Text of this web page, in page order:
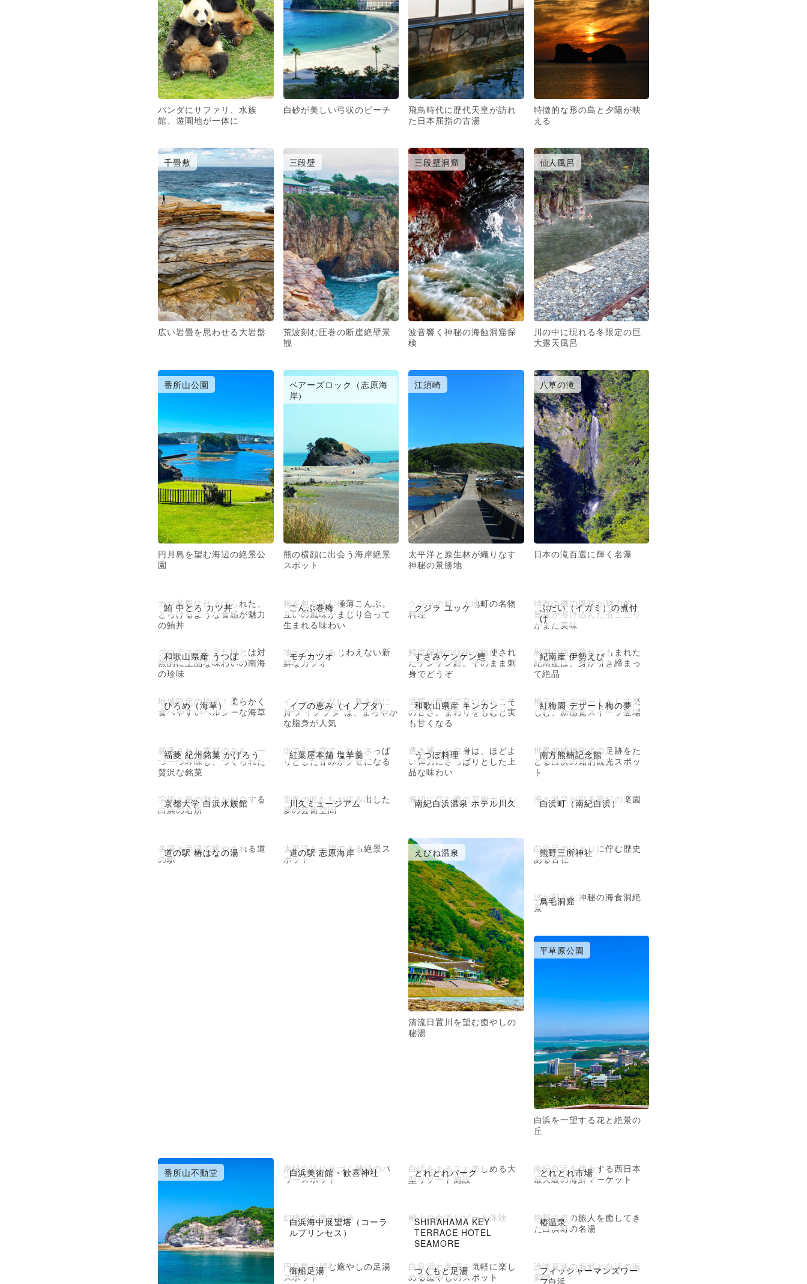
パンダにサファリ、水族
館、遊園地が一体に
白砂が美しい弓状のビーチ
飛鳥時代に歴代天皇が訪れ
た日本屈指の古湯
特徴的な形の島と夕陽が映
える
千畳敷
広い岩畳を思わせる大岩盤
三段壁
荒波刻む圧巻の断崖絶壁景
観
三段壁洞窟
波音響く神秘の海蝕洞窟探
検
仙人風呂
川の中に現れる冬限定の巨
大露天風呂
番所山公園
円月島を望む海辺の絶景公
園
ベアーズロック（志原海
岸）
熊の横顔に出会う海岸絶景
スポット
江須崎
太平洋と原生林が織りなす
神秘の景勝地
八草の滝
日本の滝百選に輝く名瀑
鮪 中とろ カツ丼
カツ丼風に仕上げられた、
とろけるような食感が魅力
の鮪丼
こんぶ巻梅
梅を包み込む極薄こんぶ。
互いの風味がまじり合って
生まれる味わい
クジラ ユッケ
クジラの町、太地町の名物
料理
ぶだい（イガミ）の煮付
け
特有の磯の風味が魅力的。
旨味が溶け込んだ煮こごり
がまた美味
和歌山県産 うつぼ
グロテスクな見た目とは対
照的に上品な味わいの南海
の珍味
モチカツオ
地元でしかあじわえない新
鮮なカツオ
すさみケンケン鰹
鮮度保持の技術が駆使され
たケンケン鰹。そのまま刺
身でどうぞ
紀南産 伊勢えび
黒潮の強い流れにもまれた
紀南産は、身が引き締まっ
て絶品
ひろめ（海草）
地域限定の珍品！柔らかく
食べやすいヘルシーな海草
イブの恵み（イノブタ）
イノシシを父に、豚を母に
持つ“イノブタ”は、まろやか
な脂身が人気
和歌山県産 キンカン
温暖な気候で育つからこそ
の甘さ。まわりをもむと実
も甘くなる
紅梅園 デザート梅の夢
梅干しをデザートとして楽
しむ、新感覚スイーツ登場
福菱 紀州銘菓 かげろう
厳選された素材のみを、一
つ一つ吟味し、つくられた
贅沢な銘菓
紅葉屋本舗 塩羊羹
塩で引き立てられたさっぱ
りとした甘みがクセになる
うつぼ料理
透き通った白身は、ほどよ
い弾力にさっぱりとした上
品な味わい
南方熊楠記念館
世界的博物学者の足跡をた
どる白浜の知的観光スポッ
ト
京都大学 白浜水族館
学術と海の魅力が融合する
白浜の名所
川久ミュージアム
世界の匠たちが生み出した
夢の芸術空間
南紀白浜温泉 ホテル川久
海辺に佇む夢の宮殿ホテル 白浜町（南紀白浜）
海と温泉が彩る南紀の楽園
道の駅 椿はなの湯
名湯と足湯で癒やされる道
の駅
道の駅 志原海岸
太平洋を一望できる絶景ス
ポット
えびね温泉
清流日置川を望む癒やしの
秘湯
熊野三所神社
白良浜のほとりに佇む歴史
ある古社
鳥毛洞窟
波が刻んだ神秘の海食洞絶
景
平草原公園
白浜を一望する花と絶景の
丘
番所山不動堂 白浜美術館・歓喜神社
南紀白浜に息づく神秘のパ
ワースポット
とれとれパーク
白浜をまるごと楽しめる大
型リゾート施設
とれとれ市場
南紀白浜を代表する西日本
最大級の海鮮マーケット
白浜海中展望塔（コーラ
ルプリンセス）
幻想的な海中散歩
SHIRAHAMA KEY
TERRACE HOTEL
SEAMORE
極上の白浜リゾート体験 椿温泉
熊野古道の旅人を癒してき
た白浜町の名湯
御船足湯
円月島を望む癒やしの足湯
スポット
つくもと足湯
白良浜と名湯を気軽に楽し
める癒やしのスポット
フィッシャーマンズワー
フ白浜
漁港直送の海鮮と白浜の海
満喫